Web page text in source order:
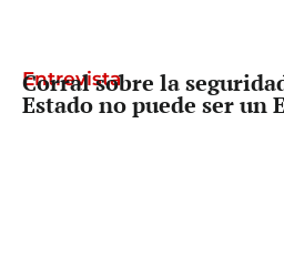
Entrevista
Corral sobre la
Estado no puede ser un